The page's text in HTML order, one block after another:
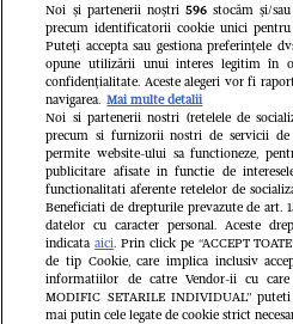
Noi și partenerii noștri 596stocăm și/
precum identificatorii cookie unici pentru
Puteți accepta sau gestiona preferințele
opune utilizării unui interes legitim în
confidențialitate. Aceste alegeri vor fi
navigarea. Mai multe detalii
Noi si partenerii nostri (retelele de
precum si furnizorii nostri de servicii
permite website-ului sa functioneze,
publicitare afisate in functie de
functionalitati aferente retelelor de
Beneficiati de drepturile prevazute de art.
datelor cu caracter personal. Aceste
indicataaici. Prin click pe “ACCEPT
de tip Cookie, care implica inclusiv
informatiilor de catre Vendor-ii cu
MODIFIC SETARILE INDIVIDUAL”
mai putin cele legate de cookie strict